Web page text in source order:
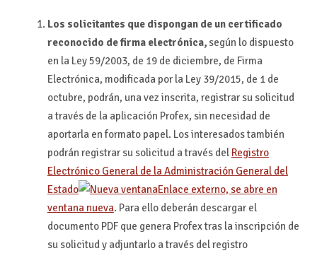
Los solicitantes que dispongan de un certificado
reconocido de firma electrónica,según lo dispuesto
en la Ley 59/2003, de 19 de diciembre, de Firma
Electrónica, modificada por la Ley 39/2015, de 1 de
octubre, podrán, una vez inscrita, registrar su solicitud
a través de la aplicación Profex, sin necesidad de
aportarla en formato papel. Los interesados también
podrán registrar su solicitud a través del Registro
Electrónico General de la Administración General del
Estado
Enlace externo, se abre en
ventana nueva. Para ello deberán descargar el
documento PDF que genera Profex tras la inscripción de
su solicitud y adjuntarlo a través del registro